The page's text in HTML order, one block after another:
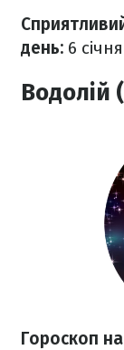
день: 6 січня
Водолій
Гороскоп